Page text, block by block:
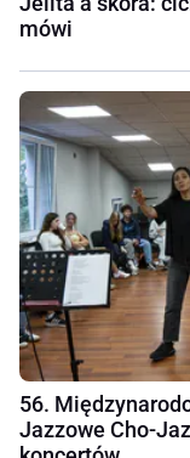
mówi
56.
Jazzowe Cho-